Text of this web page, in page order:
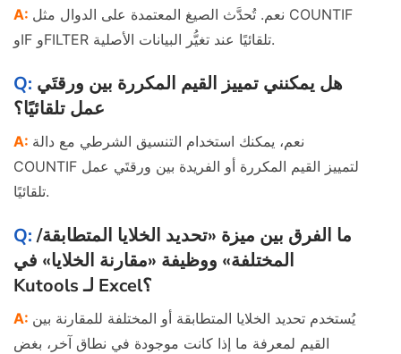
نعم. تُحدَّث الصيغ المعتمدة على الدوال مثل COUNTIF
وIF وFILTER تلقائيًا عند تغيُّر البيانات الأصلية.
هل يمكنني تمييز القيم المكررة بين ورقتَي
عمل تلقائيًا؟
نعم، يمكنك استخدام التنسيق الشرطي مع دالة
COUNTIF لتمييز القيم المكررة أو الفريدة بين ورقتَي عمل
تلقائيًا.
ما الفرق بين ميزة «تحديد الخلايا المتطابقة/
المختلفة» ووظيفة «مقارنة الخلايا» في
Kutools لـ Excel؟
يُستخدم تحديد الخلايا المتطابقة أو المختلفة للمقارنة بين
القيم لمعرفة ما إذا كانت موجودة في نطاق آخر، بغض